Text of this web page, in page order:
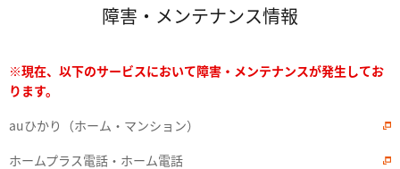
障害・メンテナンス情報
※現在、以下のサービスにおいて障害・メンテナンスが発生してお
ります。
auひかり（ホーム・マンション）
ホームプラス電話・ホーム電話